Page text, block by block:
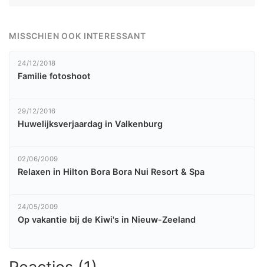
MISSCHIEN OOK INTERESSANT
24/12/2018
Familie fotoshoot
29/12/2016
Huwelijksverjaardag in Valkenburg
02/06/2009
Relaxen in Hilton Bora Bora Nui Resort & Spa
24/05/2009
Op vakantie bij de Kiwi's in Nieuw-Zeeland